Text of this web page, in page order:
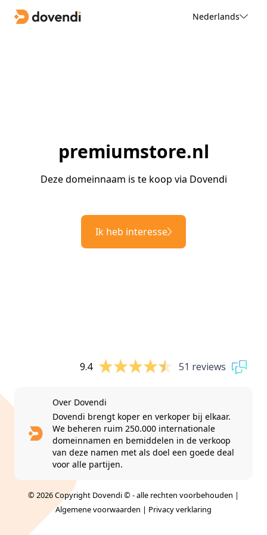
Nederlands
premiumstore.nl
Deze domeinnaam is te koop via Dovendi
Ik heb interesse
9.4 51 reviews
Over Dovendi
Dovendi brengt koper en verkoper bij elkaar.
We beheren ruim 250.000 internationale
domeinnamen en bemiddelen in de verkoop
van deze namen met als doel een goede deal
voor alle partijen.
© 2026 Copyright Dovendi © - alle rechten voorbehouden |
Algemene voorwaarden | Privacy verklaring